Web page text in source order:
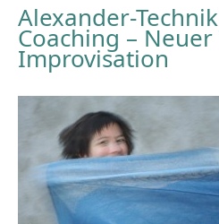
Alexander-
Coaching – Neuer
Improvisation